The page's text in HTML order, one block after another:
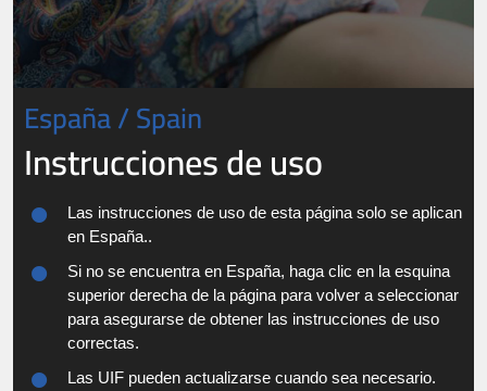
España / Spain
Instrucciones de uso
Las instrucciones de uso de esta página solo se aplican
en España..
Si no se encuentra en España, haga clic en la esquina
superior derecha de la página para volver a seleccionar
para asegurarse de obtener las instrucciones de uso
correctas.
Las UIF pueden actualizarse cuando sea necesario.